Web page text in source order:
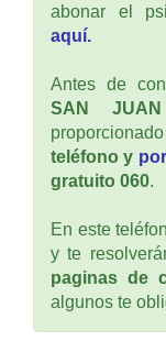
abonar el
aquí.
Antes de
SAN
teléfono y
gratuito 060.
En este
y te
paginas de
algunos te